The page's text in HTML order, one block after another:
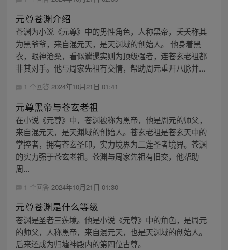
元尊苍渊介绍
苍渊为小说《元尊》中的男性角色，人称黑帝，夭夭称其
为黑爷爷，来自混元天，是天渊域的创始人。 他身着黑
衣，眼神沧桑，看似邋遢实则为顶级强者，连苍玄老祖都
非其对手。他与周家先祖有交情，帮助周元重开八脉并...
1 个回答 2024年10月21日 01:41
元尊黑帝与苍玄老祖
在小说《元尊》中，苍渊被称为黑帝，他是周元的师父，
来自混元天，是天渊域的创始人。苍玄老祖是苍玄天中的
掌控者，拥有苍玄圣印，实力境界为二莲圣者境界。苍渊
的实力强于苍玄老祖。苍渊与周家先祖有旧交，他帮助
周...
1 个回答 2024年10月21日 01:30
元尊苍渊是什么等级
苍渊是圣者三莲境。他是小说《元尊》中的角色，是周元
的师父，人称黑帝，来自混元天，也是天渊域的创始人。
后来还成为归墟神殿内的第四位古尊。